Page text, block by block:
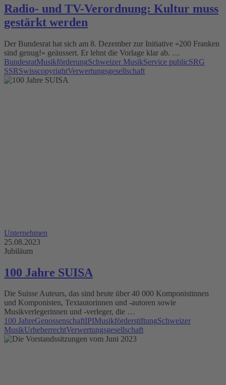
Radio- und TV-Verordnung: Kultur muss
gestärkt werden
Der Bundesrat hat sich am 8. Dezember zur Initiative «200 Franken
sind genug!» geäussert. Er lehnt die Vorlage klar ab. …
BundesratMusikförderungSchweizer MusikService publicSRG
SSRSwisscopyrightVerwertungsgesellschaft
Unternehmen
25.08.2023
Jubiläum
100 Jahre SUISA
Die Suisse Auteurs, das sind heute über 40 000 Komponistinnen
und Komponisten, Textautorinnen und -autoren sowie
Musikverlegerinnen und -verleger, die …
100 JahreGenossenschaftIPIMusikförderstiftungSchweizer
MusikUrheberrechtVerwertungsgesellschaft